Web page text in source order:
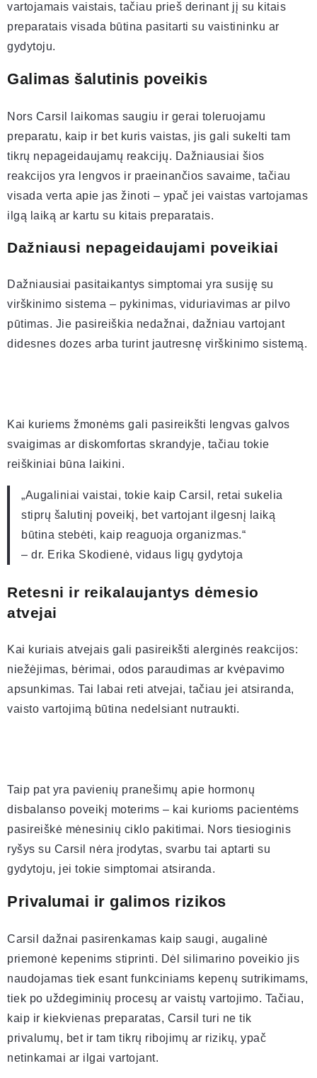
vartojamais vaistais, tačiau prieš derinant jį su kitais
preparatais visada būtina pasitarti su vaistininku ar
gydytoju.
Galimas šalutinis poveikis
Nors Carsil laikomas saugiu ir gerai toleruojamu
preparatu, kaip ir bet kuris vaistas, jis gali sukelti tam
tikrų nepageidaujamų reakcijų. Dažniausiai šios
reakcijos yra lengvos ir praeinančios savaime, tačiau
visada verta apie jas žinoti – ypač jei vaistas vartojamas
ilgą laiką ar kartu su kitais preparatais.
Dažniausi nepageidaujami poveikiai
Dažniausiai pasitaikantys simptomai yra susiję su
virškinimo sistema – pykinimas, viduriavimas ar pilvo
pūtimas. Jie pasireiškia nedažnai, dažniau vartojant
didesnes dozes arba turint jautresnę virškinimo sistemą.
Kai kuriems žmonėms gali pasireikšti lengvas galvos
svaigimas ar diskomfortas skrandyje, tačiau tokie
reiškiniai būna laikini.
„Augaliniai vaistai, tokie kaip Carsil, retai sukelia
stiprų šalutinį poveikį, bet vartojant ilgesnį laiką
būtina stebėti, kaip reaguoja organizmas.“
– dr. Erika Skodienė, vidaus ligų gydytoja
Retesni ir reikalaujantys dėmesio
atvejai
Kai kuriais atvejais gali pasireikšti alerginės reakcijos:
niežėjimas, bėrimai, odos paraudimas ar kvėpavimo
apsunkimas. Tai labai reti atvejai, tačiau jei atsiranda,
vaisto vartojimą būtina nedelsiant nutraukti.
Taip pat yra pavienių pranešimų apie hormonų
disbalanso poveikį moterims – kai kurioms pacientėms
pasireiškė mėnesinių ciklo pakitimai. Nors tiesioginis
ryšys su Carsil nėra įrodytas, svarbu tai aptarti su
gydytoju, jei tokie simptomai atsiranda.
Privalumai ir galimos rizikos
Carsil dažnai pasirenkamas kaip saugi, augalinė
priemonė kepenims stiprinti. Dėl silimarino poveikio jis
naudojamas tiek esant funkciniams kepenų sutrikimams,
tiek po uždegiminių procesų ar vaistų vartojimo. Tačiau,
kaip ir kiekvienas preparatas, Carsil turi ne tik
privalumų, bet ir tam tikrų ribojimų ar rizikų, ypač
netinkamai ar ilgai vartojant.